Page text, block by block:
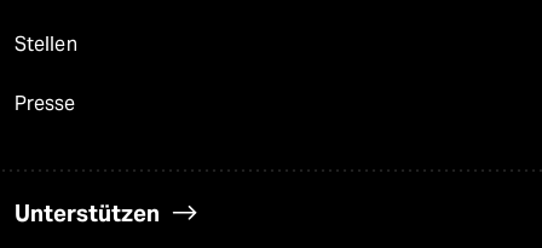
Stellen
Presse
Unterstützen